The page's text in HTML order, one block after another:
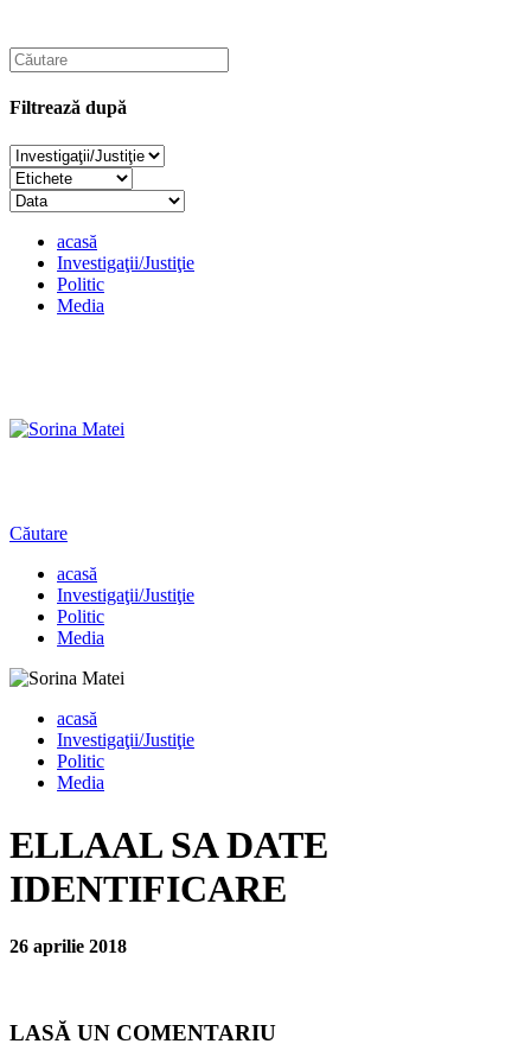
Filtrează după
acasă
Investigaţii/Justiţie
Politic
Media
Căutare
acasă
Investigaţii/Justiţie
Politic
Media
acasă
Investigaţii/Justiţie
Politic
Media
ELLAAL SA DATE
IDENTIFICARE
26 aprilie 2018
LASĂ UN COMENTARIU